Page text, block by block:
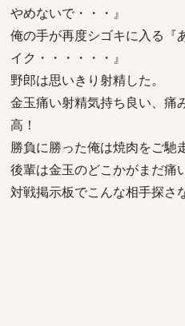
やめないで・・・』
俺の手が再度シゴキに入る『
イク・・・・・・』
野郎は思いきり射精した。
金玉痛い射精気持ち良い、痛
高！
勝負に勝った俺は焼肉をご馳
後輩は金玉のどこかがまだ痛
対戦掲示板でこんな相手探さ